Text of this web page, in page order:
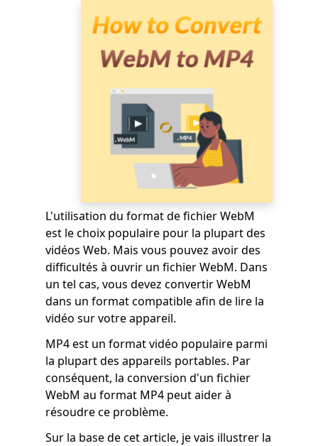
L'utilisation du format de fichier WebM
est le choix populaire pour la plupart des
vidéos Web. Mais vous pouvez avoir des
difficultés à ouvrir un fichier WebM. Dans
un tel cas, vous devez convertir WebM
dans un format compatible afin de lire la
vidéo sur votre appareil.
MP4 est un format vidéo populaire parmi
la plupart des appareils portables. Par
conséquent, la conversion d'un fichier
WebM au format MP4 peut aider à
résoudre ce problème.
Sur la base de cet article, je vais illustrer la